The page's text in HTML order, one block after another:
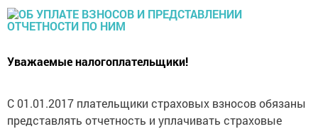
Уважаемые налогоплательщики!
С 01.01.2017 плательщики страховых взносов обязаны
представлять отчетность и уплачивать страховые